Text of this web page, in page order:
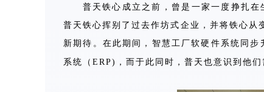
普天铁心成立之前，曾是一家一度挣扎
普天铁心挥别了过去作坊式企业，并将铁心
新期待。
在此期间，智慧工厂软硬件系统同
系统（ERP)，而于此同时，普天也意识到他们